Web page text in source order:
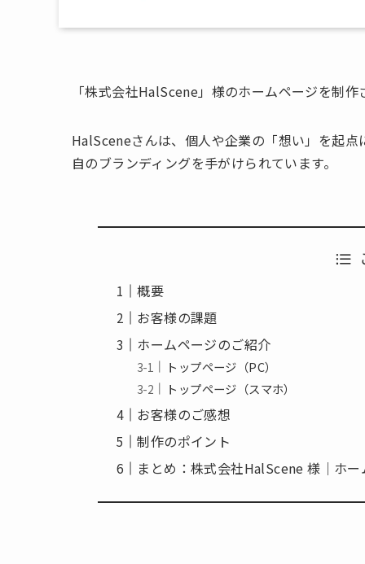
「株式会社HalScene」様のホームページを制
HalSceneさんは、個人や企業の「想い」を起
自のブランディングを手がけられています。
概要
お客様の課題
ホームページのご紹介
トップページ（PC）
トップページ（スマホ）
お客様のご感想
制作のポイント
まとめ：株式会社HalScene 様｜ホ